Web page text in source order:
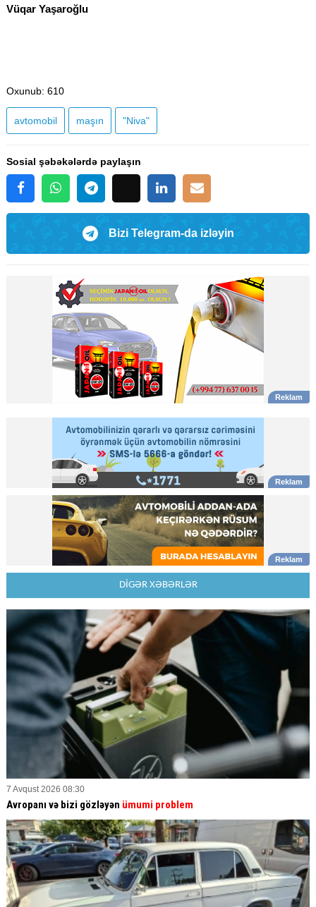
Vüqar Yaşaroğlu
Oxunub: 610
avtomobil maşın "Niva"
Sosial şəbəkələrdə paylaşın
Bizi Telegram-da izləyin
DİGƏR XƏBƏRLƏR
7 Avqust 2026 08:30
Avropanı və bizi gözləyən ümumi problem